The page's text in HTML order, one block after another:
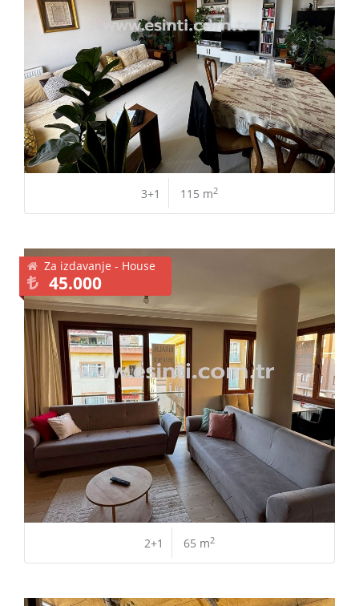
3+1 115 m2
Za izdavanje - House
45.000
2+1 65 m2